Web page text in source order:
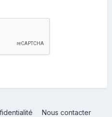
Nous contacter